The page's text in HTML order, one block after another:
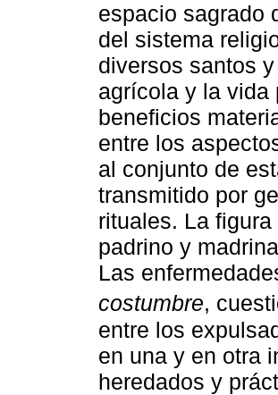
espacio sagrado
del sistema
diversos santos
agrícola y la vida
beneficios
entre los
al conjunto de
transmitido por
rituales. La
padrino y
Las
costumbre,
entre los
en una y en otra
heredados y